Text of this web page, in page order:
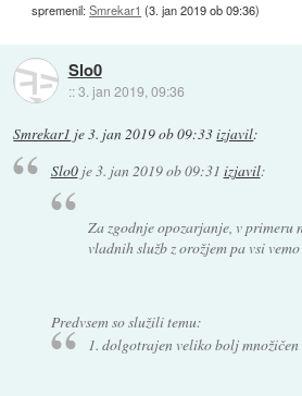
spremenil:Smrekar1 (3. jan 2019 ob 09:36)
Slo0
::3. jan 2019, 09:36
Smrekar1 je3. jan 2019 ob 09:33izjavil:
Slo0je3. jan 2019 ob 09:31 izjavil:
Za zgodnje opozarjanje, v primeru
vladnih služb z orožjem pa vsi
Predvsem so služili temu:
1. dolgotrajen veliko bolj